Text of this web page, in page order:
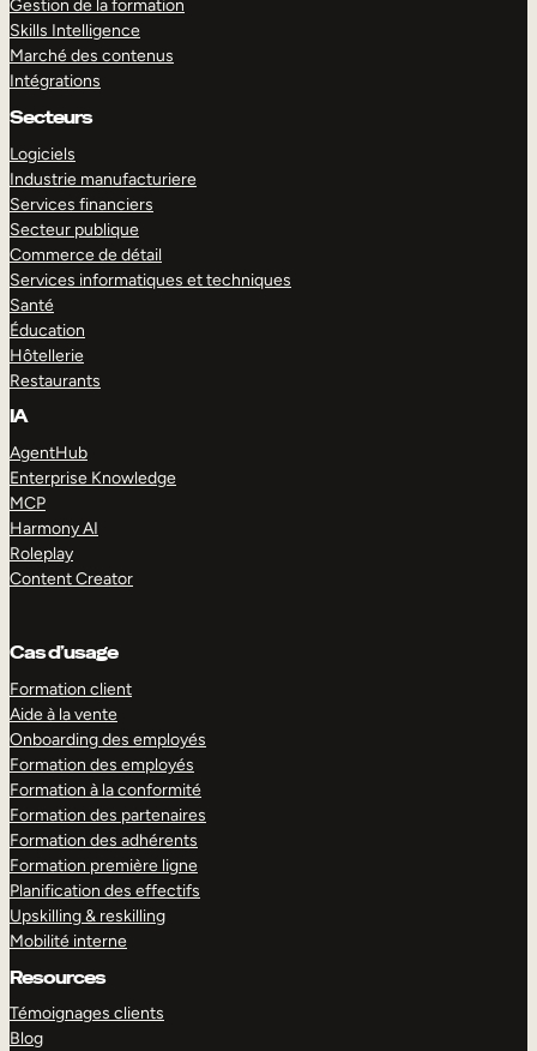
Gestion de la formation
Skills Intelligence
Marché des contenus
Intégrations
Secteurs
Logiciels
Industrie manufacturiere
Services financiers
Secteur publique
Commerce de détail
Services informatiques et techniques
Santé
Éducation
Hôtellerie
Restaurants
IA
AgentHub
Enterprise Knowledge
MCP
Harmony AI
Roleplay
Content Creator
Cas d’usage
Formation client
Aide à la vente
Onboarding des employés
Formation des employés
Formation à la conformité
Formation des partenaires
Formation des adhérents
Formation première ligne
Planification des effectifs
Upskilling & reskilling
Mobilité interne
Resources
Témoignages clients
Blog